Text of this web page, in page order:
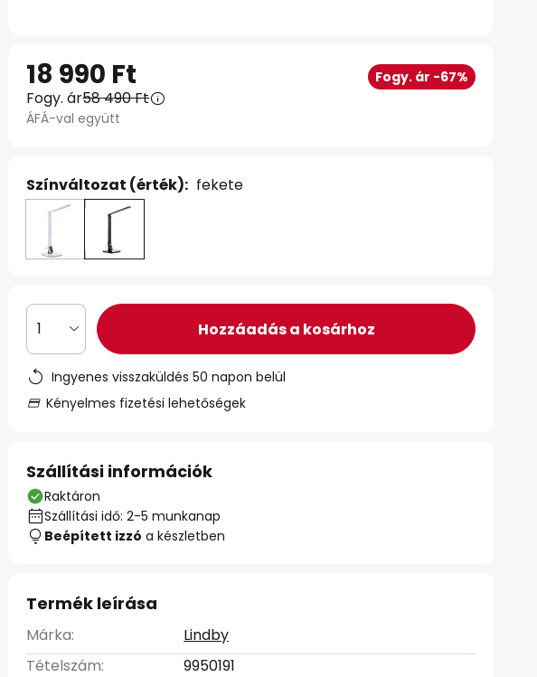
18 990 Ft Fogy. ár -67%
Fogy. ár58 490 Ft
ÁFÁ-val együtt
Színváltozat (érték): fekete
1 Hozzáadás a kosárhoz
Ingyenes visszaküldés 50 napon belül
Kényelmes fizetési lehetőségek
Szállítási információk
Raktáron
Szállítási idő: 2-5 munkanap
Beépített izzó a készletben
Termék leírása
Márka:
Lindby
Tételszám:
9950191